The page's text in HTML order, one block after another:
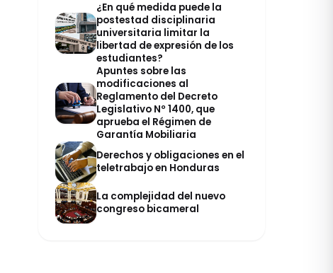
¿En qué medida puede la
postestad disciplinaria
universitaria limitar la
libertad de expresión de los
estudiantes?
Apuntes sobre las
modificaciones al
Reglamento del Decreto
Legislativo Nº 1400, que
aprueba el Régimen de
Garantía Mobiliaria
Derechos y obligaciones en el
teletrabajo en Honduras
La complejidad del nuevo
congreso bicameral